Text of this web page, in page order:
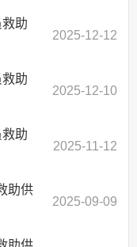
助
2025-12-12
助
2025-12-10
助
2025-11-12
助供
2025-09-09